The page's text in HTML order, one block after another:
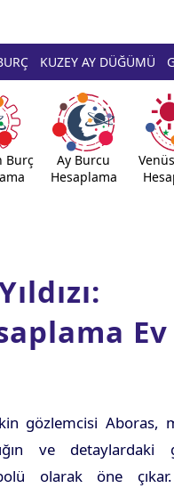
KUZEY AY DÜĞÜMÜ
Burç
Ay Burcu
Hesaplama
Ev
gözlemcisi Aboras,
ve detaylardaki
olarak öne